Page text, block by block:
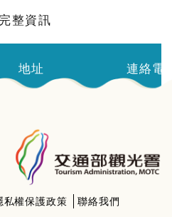
整資訊
地址 連絡電
私權保護政策 聯絡我們